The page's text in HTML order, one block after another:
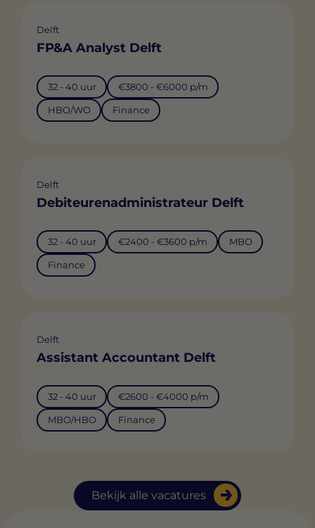
Bekijk alle vacatures
Delft
FP&A Analyst Delft
32 - 40 uur €3800 - €6000 p/m
HBO/WO Finance
Delft
Debiteurenadministrateur Delft
32 - 40 uur €2400 - €3600 p/m MBO
Finance
Delft
Assistant Accountant Delft
32 - 40 uur €2600 - €4000 p/m
MBO/HBO Finance